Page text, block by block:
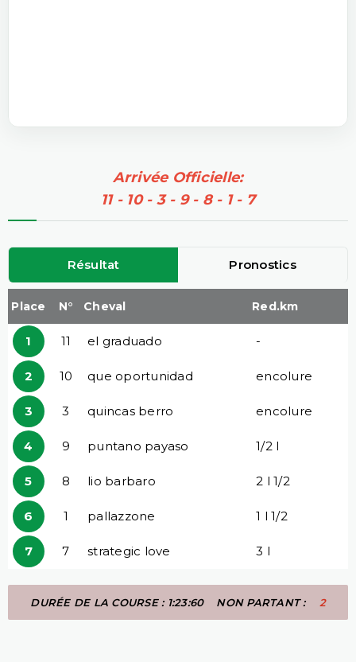
Arrivée Officielle:
11 - 10 - 3 - 9 - 8 - 1 - 7
Résultat Pronostics
Place N° Cheval Red.km
1 11 el graduado -
2 10 que oportunidad encolure
3 3 quincas berro encolure
4 9 puntano payaso 1/2 l
5 8 lio barbaro 2 l 1/2
6 1 pallazzone 1 l 1/2
7 7 strategic love 3 l
DURÉE DE LA COURSE : 1:23:60 NON PARTANT : 2